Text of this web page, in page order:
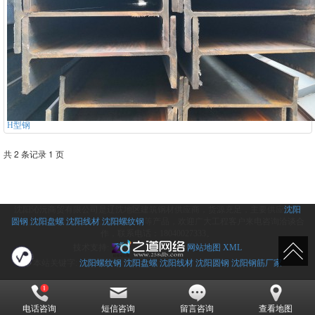
H型钢
共 2 条记录 1 页
沈阳
圆钢 沈阳盘螺 沈阳线材, 沈阳螺纹钢
网站地图 XML
沈阳螺纹钢 沈阳盘螺 沈阳线材 沈阳圆钢 沈阳钢筋厂家
电话咨询 短信咨询 留言咨询 查看地图